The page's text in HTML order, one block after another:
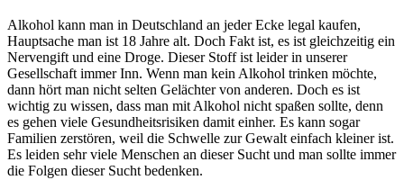
Alkohol kann man in Deutschland an jeder Ecke legal kaufen,
Hauptsache man ist 18 Jahre alt. Doch Fakt ist, es ist gleichzeitig ein
Nervengift und eine Droge. Dieser Stoff ist leider in unserer
Gesellschaft immer Inn. Wenn man kein Alkohol trinken möchte,
dann hört man nicht selten Gelächter von anderen. Doch es ist
wichtig zu wissen, dass man mit Alkohol nicht spaßen sollte, denn
es gehen viele Gesundheitsrisiken damit einher. Es kann sogar
Familien zerstören, weil die Schwelle zur Gewalt einfach kleiner ist.
Es leiden sehr viele Menschen an dieser Sucht und man sollte immer
die Folgen dieser Sucht bedenken.